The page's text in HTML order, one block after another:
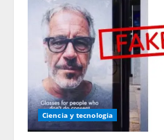
Ciencia y tecnologia